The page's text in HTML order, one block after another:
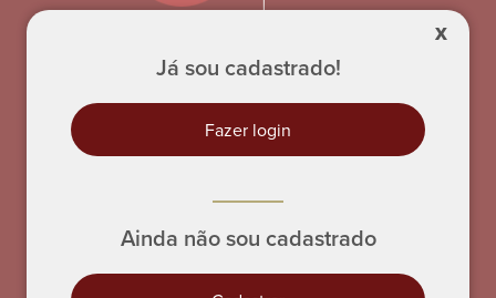
X
Já sou cadastrado!
Fazer login
Ainda não sou cadastrado
Trabalhe Conosco